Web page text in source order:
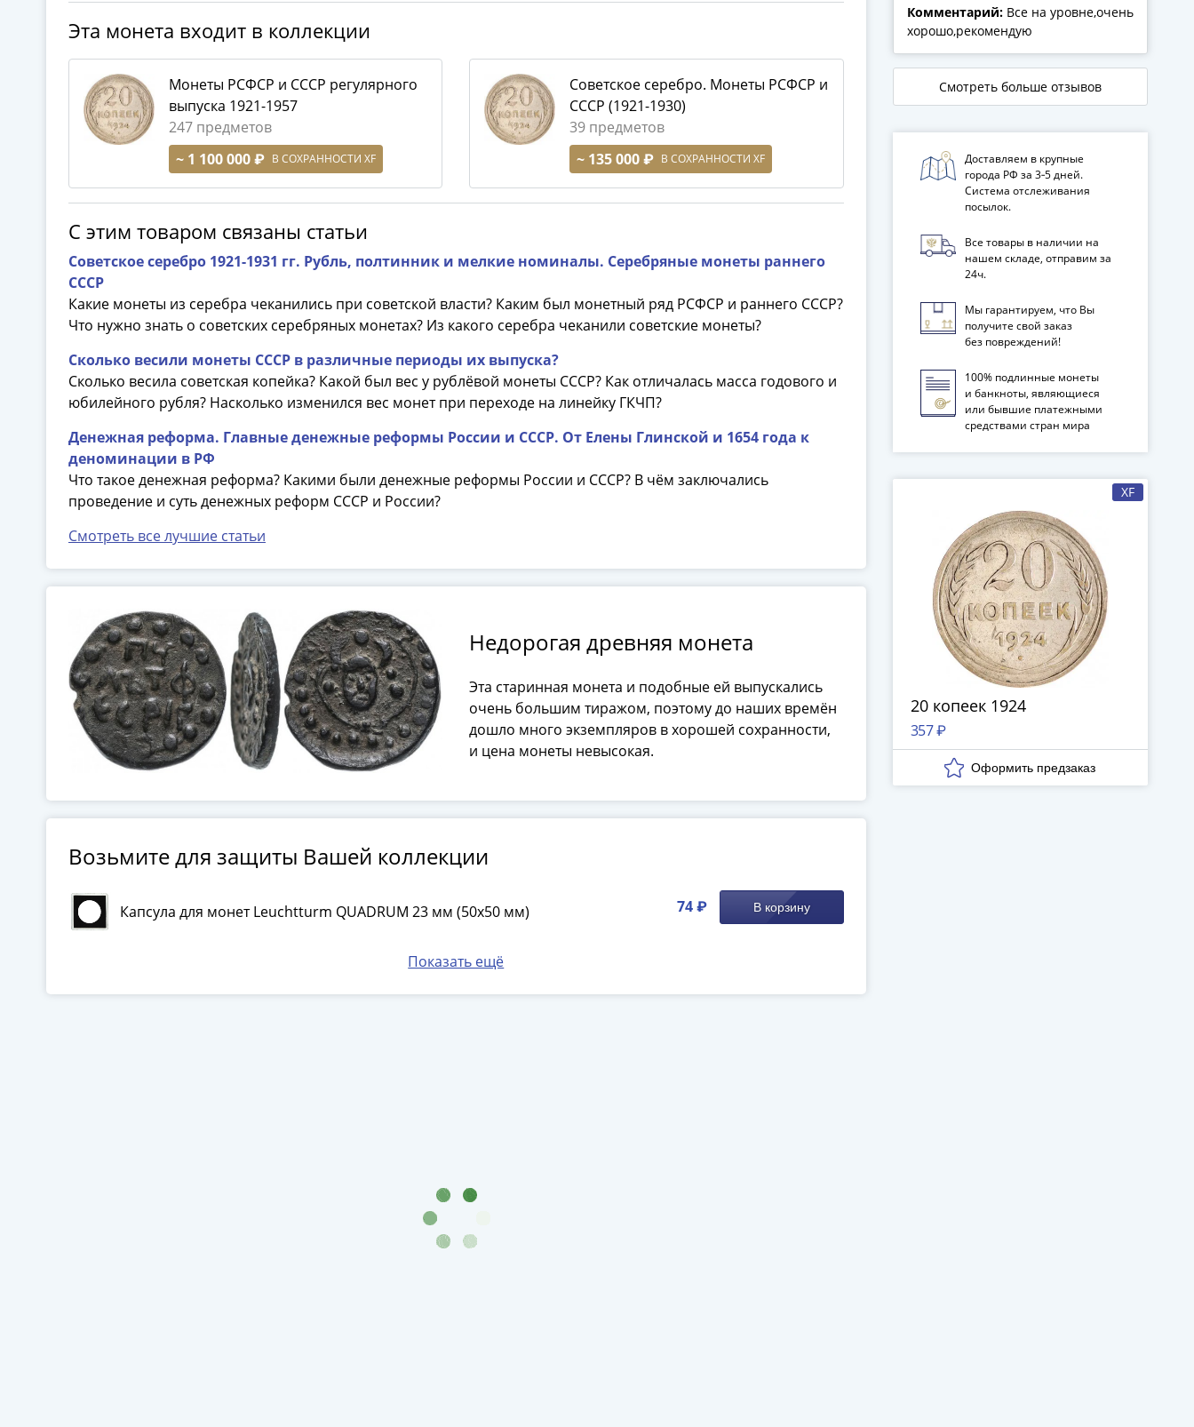
Эта монета входит в коллекции
Монеты РСФСР и СССР регулярного
выпуска 1921-1957
247 предметов
~ 1 100 000 ₽ В СОХРАННОСТИ XF
Советское серебро. Монеты РСФСР и
СССР (1921-1930)
39 предметов
~ 135 000 ₽ В СОХРАННОСТИ XF
С этим товаром связаны статьи
Советское серебро 1921-1931 гг. Рубль, полтинник и мелкие номиналы. Серебряные монеты раннего
СССР
Какие монеты из серебра чеканились при советской власти? Каким был монетный ряд РСФСР и раннего СССР?
Что нужно знать о советских серебряных монетах? Из какого серебра чеканили советские монеты?
Сколько весили монеты СССР в различные периоды их выпуска?
Сколько весила советская копейка? Какой был вес у рублёвой монеты СССР? Как отличалась масса годового и
юбилейного рубля? Насколько изменился вес монет при переходе на линейку ГКЧП?
Денежная реформа. Главные денежные реформы России и СССР. От Елены Глинской и 1654 года к
деноминации в РФ
Что такое денежная реформа? Какими были денежные реформы России и СССР? В чём заключались
проведение и суть денежных реформ СССР и России?
Смотреть все лучшие статьи
Недорогая древняя монета
Эта старинная монета и подобные ей выпускались
очень большим тиражом, поэтому до наших времён
дошло много экземпляров в хорошей сохранности,
и цена монеты невысокая.
Возьмите для защиты Вашей коллекции
Капсула для монет Leuchtturm QUADRUM 23 мм (50х50 мм) 74 ₽ В корзину
Показать ещё
Комментарий: Все на уровне,очень
хорошо,рекомендую
Смотреть больше отзывов
Доставляем в крупные
города РФ за 3‑5 дней.
Система отслеживания
посылок.
Все товары в наличии на
нашем складе, отправим за
24ч.
Мы гарантируем, что Вы
получите свой заказ
без повреждений!
100% подлинные монеты
и банкноты, являющиеся
или бывшие платежными
средствами стран мира
XF
20 копеек 1924
357 ₽
новинок ЦБ России 2026 года!
С бесплатной доставкой в любой город РФ!
✅ являются законным платёжным средством
Получить бесплатно набор новинок